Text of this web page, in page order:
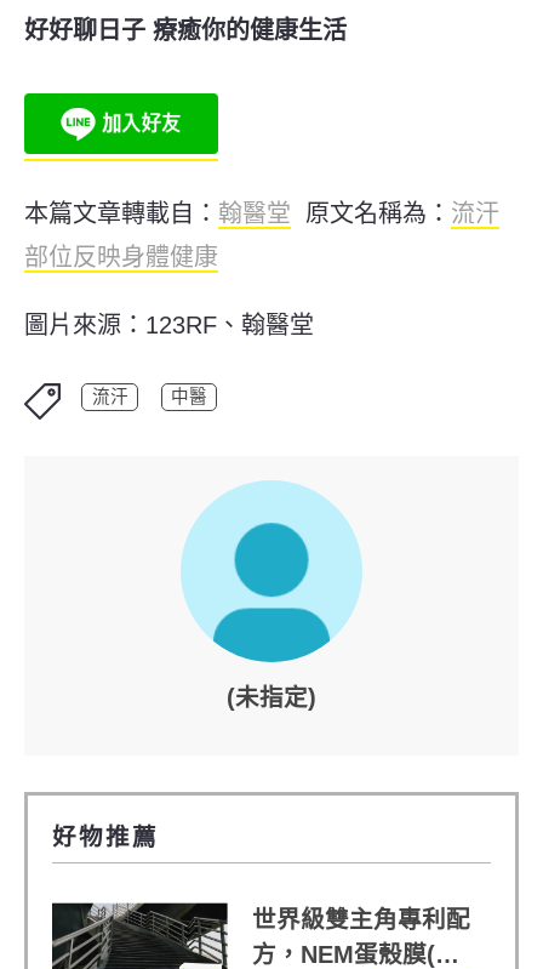
好好聊日子 療癒你的健康生活
本篇文章轉載自： 翰醫堂 原文名稱為： 流汗
部位反映身體健康
圖片來源：123RF、翰醫堂
流汗 中醫
(未指定)
好物推薦
世界級雙主角專利配
方，NEM蛋殼膜(蛋